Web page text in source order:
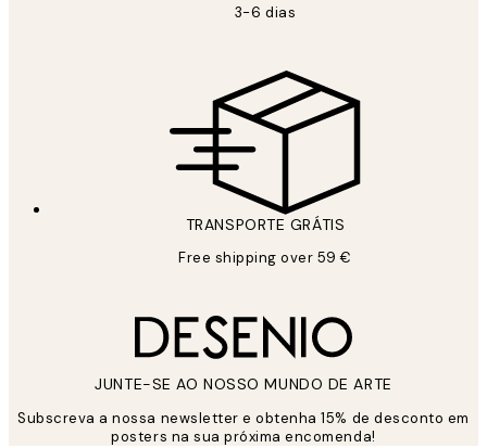
3-6 dias
TRANSPORTE GRÁTIS
Free shipping over 59 €
JUNTE-SE AO NOSSO MUNDO DE ARTE
Subscreva a nossa newsletter e obtenha 15% de desconto em
posters na sua próxima encomenda!